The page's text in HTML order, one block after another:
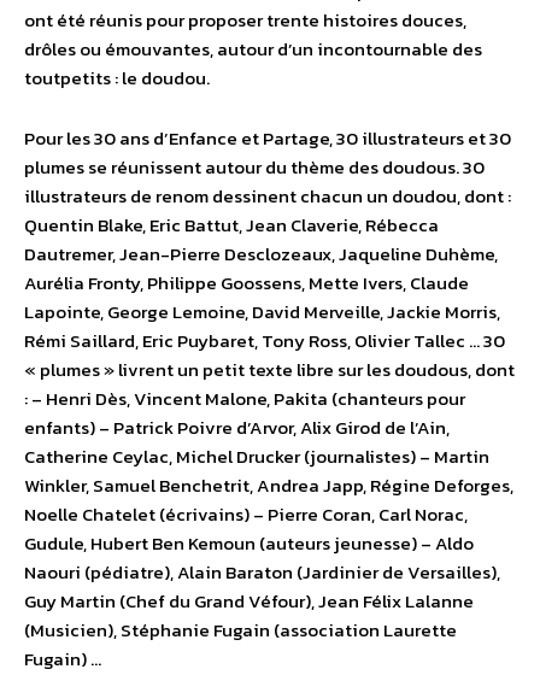
ont été réunis pour proposer trente histoires douces,
drôles ou émouvantes, autour d’un incontournable des
toutpetits : le doudou.
Pour les 30 ans d’Enfance et Partage, 30 illustrateurs et 30
plumes se réunissent autour du thème des doudous. 30
illustrateurs de renom dessinent chacun un doudou, dont :
Quentin Blake, Eric Battut, Jean Claverie, Rébecca
Dautremer, Jean-Pierre Desclozeaux, Jaqueline Duhème,
Aurélia Fronty, Philippe Goossens, Mette Ivers, Claude
Lapointe, George Lemoine, David Merveille, Jackie Morris,
Rémi Saillard, Eric Puybaret, Tony Ross, Olivier Tallec … 30
« plumes » livrent un petit texte libre sur les doudous, dont
: – Henri Dès, Vincent Malone, Pakita (chanteurs pour
enfants) – Patrick Poivre d’Arvor, Alix Girod de l’Ain,
Catherine Ceylac, Michel Drucker (journalistes) – Martin
Winkler, Samuel Benchetrit, Andrea Japp, Régine Deforges,
Noelle Chatelet (écrivains) – Pierre Coran, Carl Norac,
Gudule, Hubert Ben Kemoun (auteurs jeunesse) – Aldo
Naouri (pédiatre), Alain Baraton (Jardinier de Versailles),
Guy Martin (Chef du Grand Véfour), Jean Félix Lalanne
(Musicien), Stéphanie Fugain (association Laurette
Fugain) …